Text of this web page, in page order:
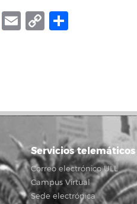
Meneame
Email
Copy
Servicios telemáticos
Correo electrónico ULL
Campus Virtual
Sede electrónica